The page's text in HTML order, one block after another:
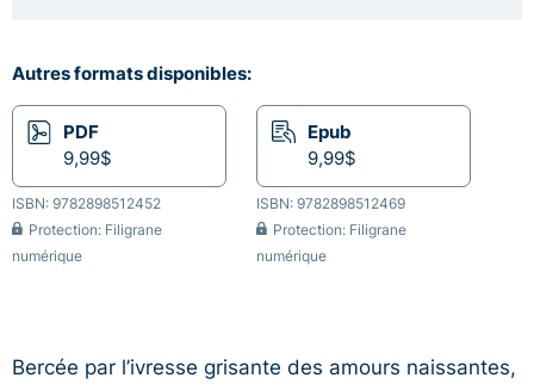
Autres formats disponibles:
PDF
9,99$
ISBN: 9782898512452
Protection: Filigrane
numérique
Epub
9,99$
ISBN: 9782898512469
Protection: Filigrane
numérique
Bercée par l’ivresse grisante des amours naissantes,